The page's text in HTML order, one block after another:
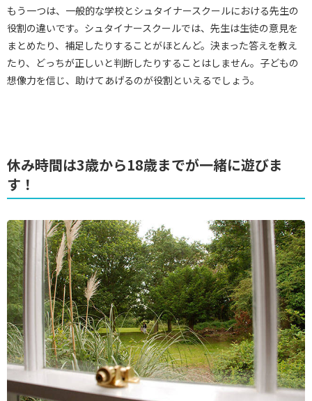
もう一つは、一般的な学校とシュタイナースクールにおける先生の
役割の違いです。シュタイナースクールでは、先生は生徒の意見を
まとめたり、補足したりすることがほとんど。決まった答えを教え
たり、どっちが正しいと判断したりすることはしません。子どもの
想像力を信じ、助けてあげるのが役割といえるでしょう。
休み時間は3歳から18歳までが一緒に遊びま
す！